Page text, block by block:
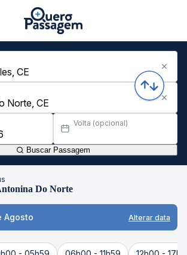
Volta (opcional)
Buscar Passagem
Do Norte
Agosto Alterar data